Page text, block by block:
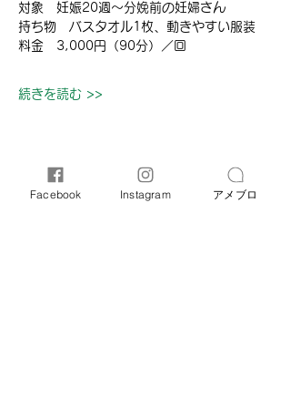
対象　妊娠20週～分娩前の妊婦さん
持ち物　バスタオル1枚、動きやすい服装
料金　3,000円（90分）／回
続きを読む >>
このイベントをシェア
Facebook Instagram アメブロ